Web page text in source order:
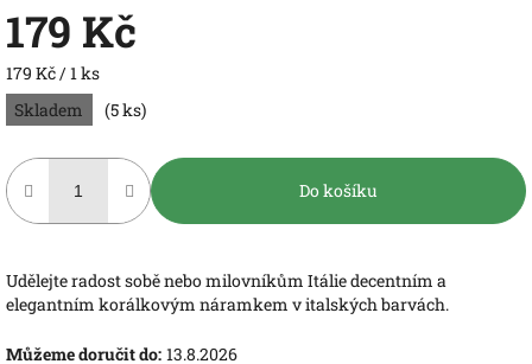
179 Kč
Měrná
cena:
179 Kč / 1 ks
Skladem
(5 ks)
Do košíku
Udělejte radost sobě nebo milovníkům Itálie decentním a
elegantním korálkovým náramkem v italských barvách.
Můžeme doručit do: 13.8.2026